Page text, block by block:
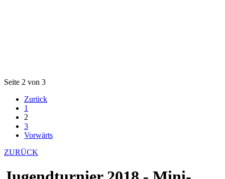
Seite 2 von 3
Zurück
1
2
3
Vorwärts
ZURÜCK